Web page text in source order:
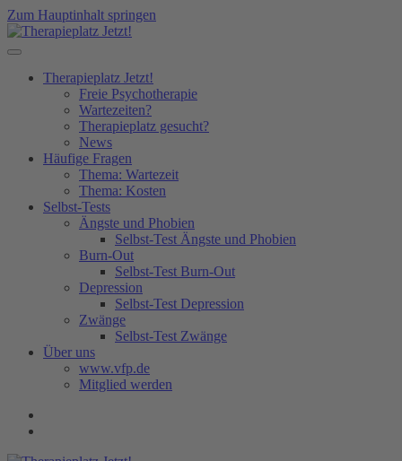
Zum Hauptinhalt springen
Therapieplatz Jetzt!
Freie Psychotherapie
Wartezeiten?
Therapieplatz gesucht?
News
Häufige Fragen
Thema: Wartezeit
Thema: Kosten
Selbst-Tests
Ängste und Phobien
Selbst-Test Ängste und Phobien
Burn-Out
Selbst-Test Burn-Out
Depression
Selbst-Test Depression
Zwänge
Selbst-Test Zwänge
Über uns
www.vfp.de
Mitglied werden